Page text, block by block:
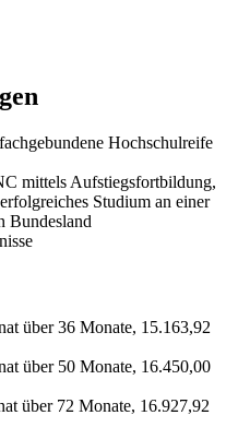
Hochschulreife
mittels Aufstiegsfortbildung,
Studium an einer
Bundesland
über 36 Monate, 15.163,92
über 50 Monate, 16.450,00
über 72 Monate, 16.927,92